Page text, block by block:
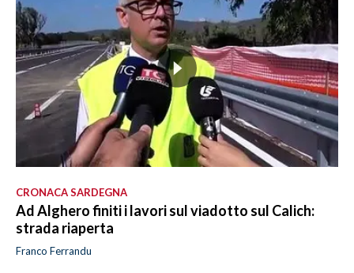
CRONACA SARDEGNA
Ad Alghero finiti i lavori sul viadotto sul Calich:
strada riaperta
Franco Ferrandu